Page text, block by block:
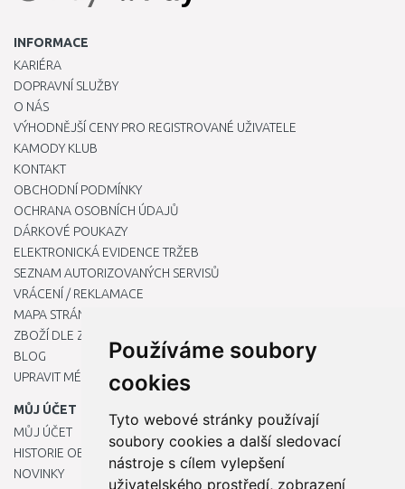
Používáme soubory
cookies
Tyto webové stránky používají
soubory cookies a další sledovací
nástroje s cílem vylepšení
uživatelského prostředí, zobrazení
INFORMACE
KARIÉRA
DOPRAVNÍ SLUŽBY
O NÁS
VÝHODNĚJŠÍ CENY PRO REGISTROVANÉ UŽIVATELE
KAMODY KLUB
KONTAKT
OBCHODNÍ PODMÍNKY
OCHRANA OSOBNÍCH ÚDAJŮ
DÁRKOVÉ POUKAZY
ELEKTRONICKÁ EVIDENCE TRŽEB
SEZNAM AUTORIZOVANÝCH SERVISŮ
VRÁCENÍ / REKLAMACE
MAPA STRÁNKY
ZBOŽÍ DLE ZNAČEK
BLOG
UPRAVIT MÉ PŘEDVOLBY COOKIES
MŮJ ÚČET
MŮJ ÚČET
HISTORIE OBJEDNÁVEK
NOVINKY